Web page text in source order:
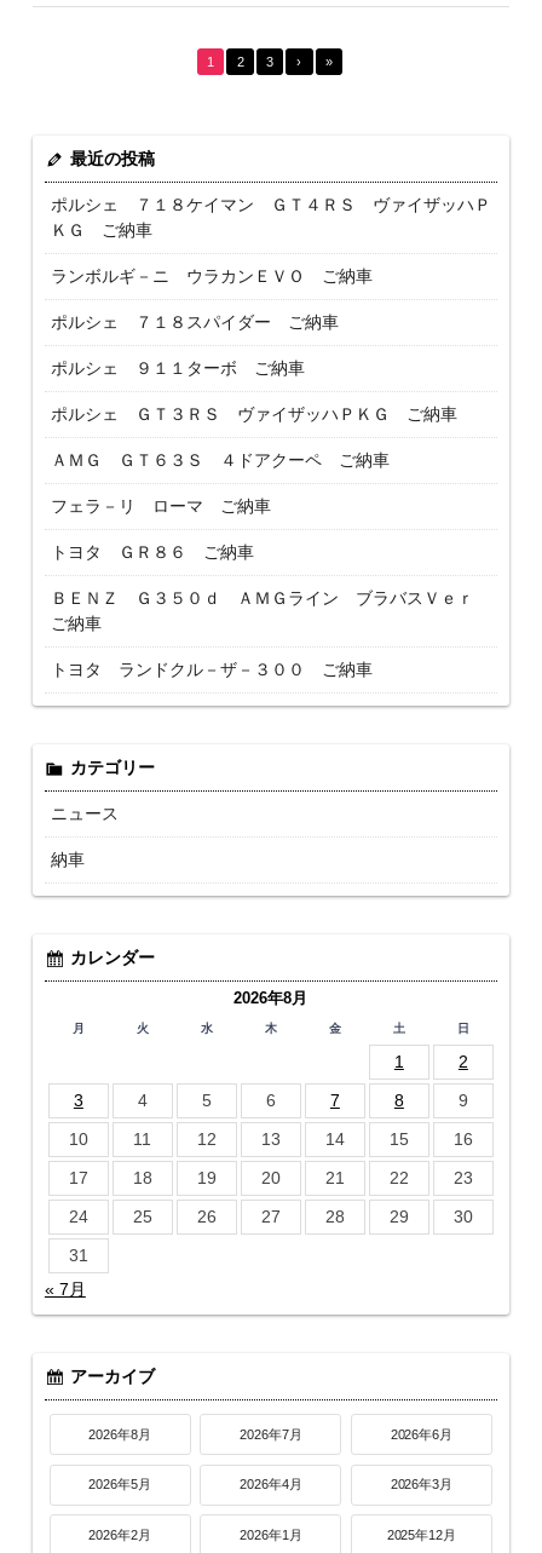
1 2 3 › »
最近の投稿
ポルシェ ７１８ケイマン ＧＴ４ＲＳ ヴァイザッハＰ
ＫＧ ご納車
ランボルギ－ニ ウラカンＥＶＯ ご納車
ポルシェ ７１８スパイダー ご納車
ポルシェ ９１１ターボ ご納車
ポルシェ ＧＴ３ＲＳ ヴァイザッハＰＫＧ ご納車
ＡＭＧ ＧＴ６３Ｓ ４ドアクーペ ご納車
フェラ－リ ローマ ご納車
トヨタ ＧＲ８６ ご納車
ＢＥＮＺ Ｇ３５０ｄ ＡＭＧライン ブラバスＶｅｒ
ご納車
トヨタ ランドクル－ザ－３００ ご納車
カテゴリー
ニュース
納車
カレンダー
2026年8月
月 火 水 木 金 土 日
1
2
3
4 5 6 7 8
9
10
11 12 13 14 15
16
17
18 19 20 21 22
23
24
25 26 27 28 29
30
31
« 7月
アーカイブ
2026年8月 2026年7月 2026年6月
2026年5月 2026年4月 2026年3月
2026年2月 2026年1月 2025年12月